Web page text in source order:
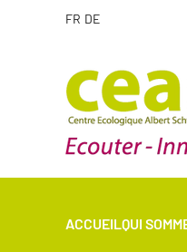
FR DE
ACCUEIL QUI